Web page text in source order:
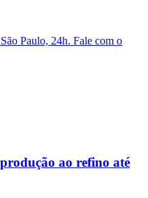
Paulo, 24h. Fale com o
ao refino até